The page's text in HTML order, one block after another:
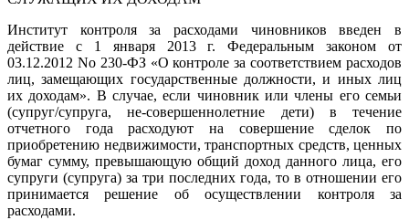
Институт контроля за расходами чиновников введен в
действие с 1 января 2013 г. Федеральным законом от
03.12.2012 No 230-ФЗ «О контроле за соответствием расходов
лиц, замещающих государственные должности, и иных лиц
их доходам». В случае, если чиновник или члены его семьи
(супруг/супруга, не-совершеннолетние дети) в течение
отчетного года расходуют на совершение сделок по
приобретению недвижимости, транспортных средств, ценных
бумаг сумму, превышающую общий доход данного лица, его
супруги (супруга) за три последних года, то в отношении его
принимается решение об осуществлении контроля за
расходами.